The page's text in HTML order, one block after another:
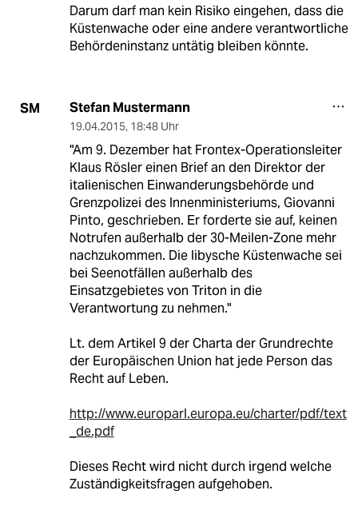
Darum darf man kein Risiko eingehen, dass die
Küstenwache oder eine andere verantwortliche
Behördeninstanz untätig bleiben könnte.
SM Stefan Mustermann
19.04.2015, 18:48 Uhr
"Am 9. Dezember hat Frontex-Operationsleiter
Klaus Rösler einen Brief an den Direktor der
italienischen Einwanderungsbehörde und
Grenzpolizei des Innenministeriums, Giovanni
Pinto, geschrieben. Er forderte sie auf, keinen
Notrufen außerhalb der 30-Meilen-Zone mehr
nachzukommen. Die libysche Küstenwache sei
bei Seenotfällen außerhalb des
Einsatzgebietes von Triton in die
Verantwortung zu nehmen."
Lt. dem Artikel 9 der Charta der Grundrechte
der Europäischen Union hat jede Person das
Recht auf Leben.
http://www.europarl.europa.eu/charter/pdf/text
_de.pdf
Dieses Recht wird nicht durch irgend welche
Zuständigkeitsfragen aufgehoben.